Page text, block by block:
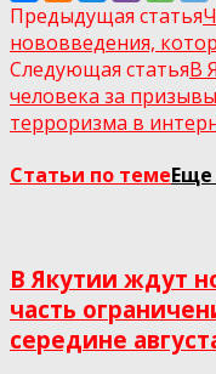
Предыдущая статья
нововведения,
Следующая статьяВ
человека за
терроризма в
Статьи по темеЕще
В Якутии ждут
часть
середине